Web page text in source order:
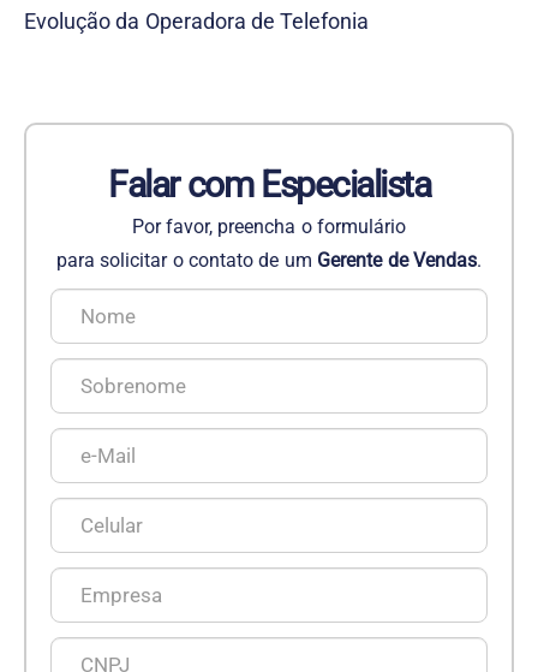
Evolução da Operadora de Telefonia
Falar com Especialista
Por favor, preencha o formulário
para solicitar o contato de um Gerente de Vendas.